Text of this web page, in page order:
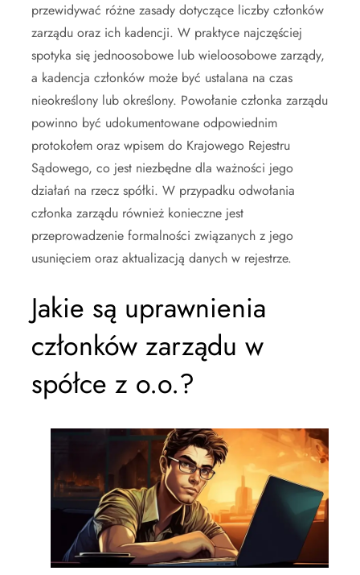
przewidywać różne zasady dotyczące liczby członków
zarządu oraz ich kadencji. W praktyce najczęściej
spotyka się jednoosobowe lub wieloosobowe zarządy,
a kadencja członków może być ustalana na czas
nieokreślony lub określony. Powołanie członka zarządu
powinno być udokumentowane odpowiednim
protokołem oraz wpisem do Krajowego Rejestru
Sądowego, co jest niezbędne dla ważności jego
działań na rzecz spółki. W przypadku odwołania
członka zarządu również konieczne jest
przeprowadzenie formalności związanych z jego
usunięciem oraz aktualizacją danych w rejestrze.
Jakie są uprawnienia
członków zarządu w
spółce z o.o.?